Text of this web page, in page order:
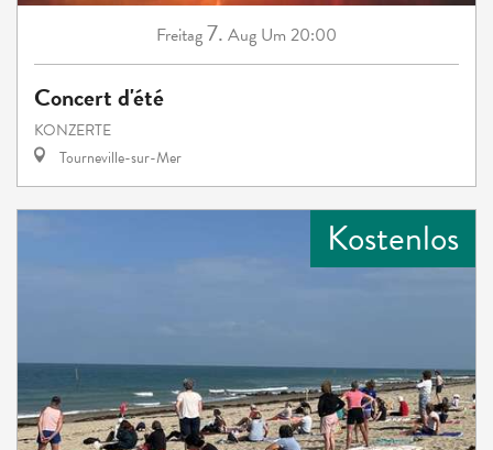
Freitag7. Aug Um 20:00
Concert d'été
KONZERTE
Tourneville-sur-Mer
Kostenlos